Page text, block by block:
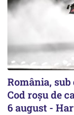
România,
Cod roșu de
6 august -